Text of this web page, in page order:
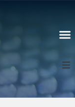
Norge